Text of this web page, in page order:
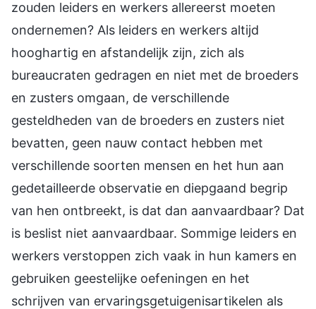
zouden leiders en werkers allereerst moeten
ondernemen? Als leiders en werkers altijd
hooghartig en afstandelijk zijn, zich als
bureaucraten gedragen en niet met de broeders
en zusters omgaan, de verschillende
gesteldheden van de broeders en zusters niet
bevatten, geen nauw contact hebben met
verschillende soorten mensen en het hun aan
gedetailleerde observatie en diepgaand begrip
van hen ontbreekt, is dat dan aanvaardbaar? Dat
is beslist niet aanvaardbaar. Sommige leiders en
werkers verstoppen zich vaak in hun kamers en
gebruiken geestelijke oefeningen en het
schrijven van ervaringsgetuigenisartikelen als